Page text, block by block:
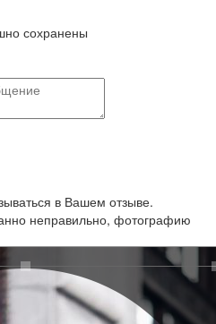
сохранены
в Вашем отзыве.
неправильно, фотографию